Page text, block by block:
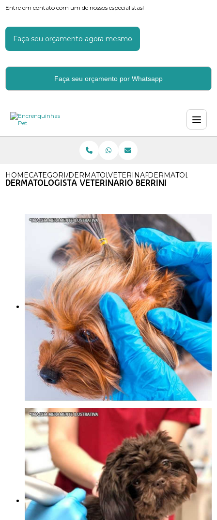
Entre em contato com um de nossos especialistas!
Faça seu orçamento agora mesmo
Faça seu orçamento por Whatsapp
HOMECATEGORIASDERMATOLOGIA VETERINARIA
VETERINARIO ESPECIALISTA
DERMATOLOGISTA VETERINARIO BERRINI